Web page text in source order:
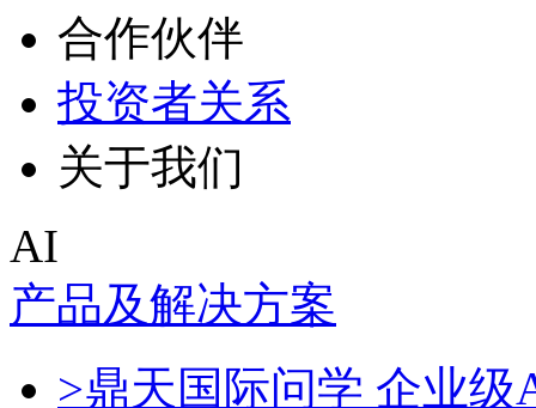
合作伙伴
投资者关系
关于我们
AI
产品及解决方案
>鼎天国际问学 企业级